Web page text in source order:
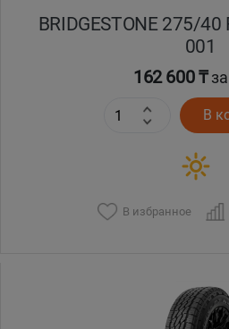
BRIDGESTONE 275/
001
162 600 ₸
В
В избранное